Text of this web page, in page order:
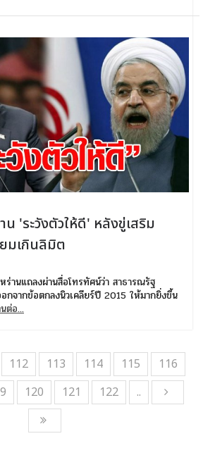
'ระวังตัวให้ดี' หลังขู่เสริม
มเกินลิมิต
ร่านแถลงผ่านสื่อโทรทัศน์ว่า สาธารณรัฐ
กจากข้อตกลงนิวเคลียร์ปี 2015 ให้มากยิ่งขึ้น
ต่อ...
112 113 114 115
116
120 121 122 ..